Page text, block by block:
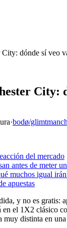
dónde sí veo
City:
·bodø/glimt
del mercado
antes de meter
muchos igual
apuestas
y no es gratis:
el 1X2 clásico
muy distinta en